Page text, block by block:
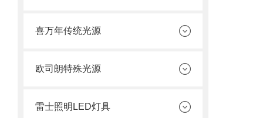
喜万年传统光源
欧司朗特殊光源
雷士照明LED灯具